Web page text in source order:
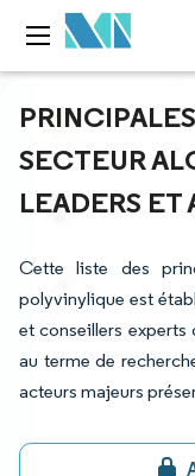
SECTEUR
LEADERS ET
Cette liste des
polyvinylique est
et conseillers
au terme de
acteurs majeurs